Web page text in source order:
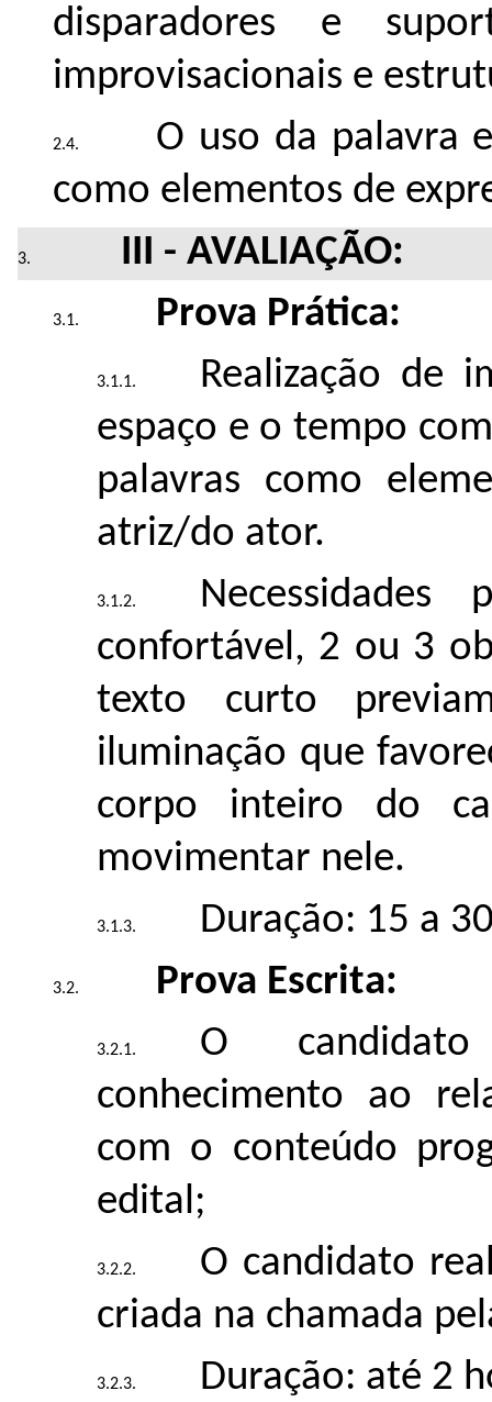
disparadores e
improvisacionais e
O uso da palavra
como elementos de
III - AVALIAÇÃO:
Prova Prática:
Realização de
espaço e o tempo
palavras como
atriz/do ator.
confortável, 2 ou 3
texto curto
iluminação que
corpo inteiro do
movimentar nele.
Duração: 15 a
Prova Escrita:
O
conhecimento ao
com o conteúdo
edital;
O candidato
criada na chamada
Duração: até 2